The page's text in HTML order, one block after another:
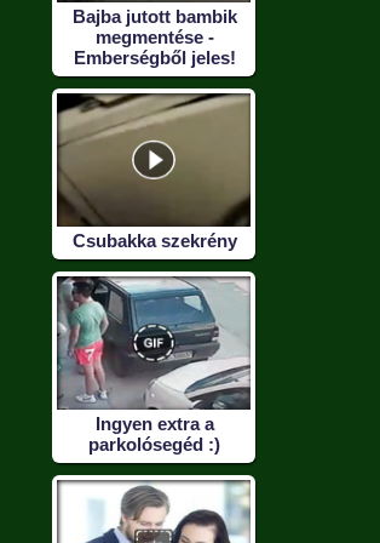
Bajba jutott bambik
megmentése -
Emberségből jeles!
Csubakka szekrény
Ingyen extra a
parkolósegéd :)